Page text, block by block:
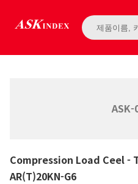
ASK-
Compression Load Ceel-
AR(T)20KN-G6